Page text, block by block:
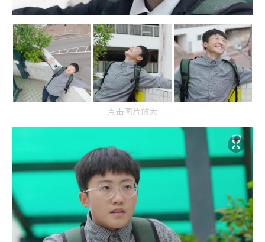
点击图片放大